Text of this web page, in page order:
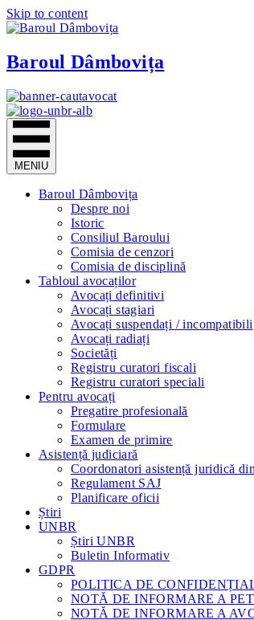
Skip to content
Baroul Dâmbovița
MENIU
Baroul Dâmbovița
Despre noi
Istoric
Consiliul Baroului
Comisia de cenzori
Comisia de disciplină
Tabloul avocaților
Avocați definitivi
Avocați stagiari
Avocați suspendați / incompatibili
Avocați radiați
Societăți
Registru curatori fiscali
Registru curatori speciali
Pentru avocați
Pregatire profesională
Formulare
Examen de primire
Asistență judiciară
Coordonatori asistență juridică
Regulament SAJ
Planificare oficii
Știri
UNBR
Știri UNBR
Buletin Informativ
GDPR
POLITICA DE
NOTĂ DE INFORMARE A
NOTĂ DE INFORMARE A